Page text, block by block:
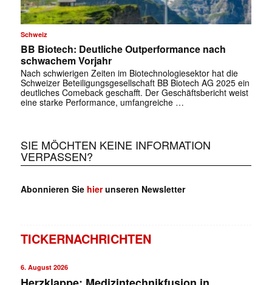
Schweiz
BB Biotech: Deutliche Outperformance nach
schwachem Vorjahr
Nach schwierigen Zeiten im Biotechnologiesektor hat die
Schweizer Beteiligungsgesellschaft BB Biotech AG 2025 ein
deutliches Comeback geschafft. Der Geschäftsbericht weist
eine starke Performance, umfangreiche …
SIE MÖCHTEN KEINE INFORMATION
VERPASSEN?
Abonnieren Sie hierunseren Newsletter
TICKERNACHRICHTEN
6. August 2026